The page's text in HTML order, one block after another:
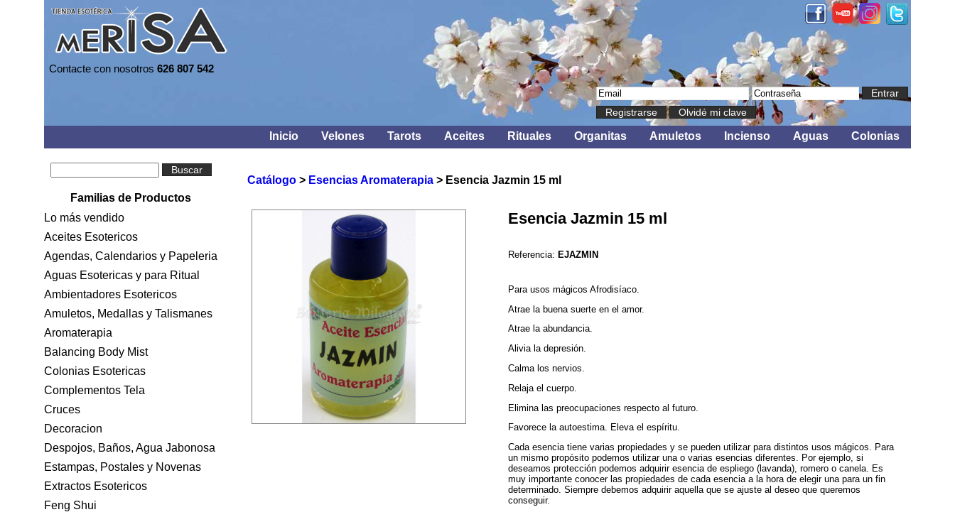
Contacte con nosotros 626 807 542
Entrar
Registrarse
Olvidé mi clave
Inicio Velones Tarots Aceites Rituales Organitas Amuletos Incienso Aguas Colonias
Buscar
Familias de Productos
Lo más vendido
Aceites Esotericos
Agendas, Calendarios y Papeleria
Aguas Esotericas y para Ritual
Ambientadores Esotericos
Amuletos, Medallas y Talismanes
Aromaterapia
Balancing Body Mist
Colonias Esotericas
Complementos Tela
Cruces
Decoracion
Despojos, Baños, Agua Jabonosa
Estampas, Postales y Novenas
Extractos Esotericos
Feng Shui
Catálogo > Esencias Aromaterapia > Esencia Jazmin 15 ml
Esencia Jazmin 15 ml
Referencia: EJAZMIN
Para usos mágicos Afrodisíaco.
Atrae la buena suerte en el amor.
Atrae la abundancia.
Alivia la depresión.
Calma los nervios.
Relaja el cuerpo.
Elimina las preocupaciones respecto al futuro.
Favorece la autoestima. Eleva el espíritu.
Cada esencia tiene varias propiedades y se pueden utilizar para distintos usos mágicos. Para
un mismo propósito podemos utilizar una o varias esencias diferentes. Por ejemplo, si
deseamos protección podemos adquirir esencia de espliego (lavanda), romero o canela. Es
muy importante conocer las propiedades de cada esencia a la hora de elegir una para un fin
determinado. Siempre debemos adquirir aquella que se ajuste al deseo que queremos
conseguir.